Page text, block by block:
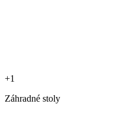
+1
Záhradné stoly